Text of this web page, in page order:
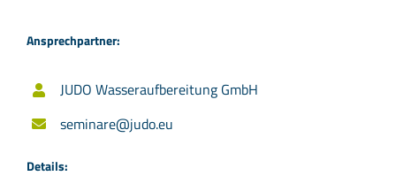
Ansprechpartner:
JUDO Wasseraufbereitung GmbH
seminare@judo.eu
Details: